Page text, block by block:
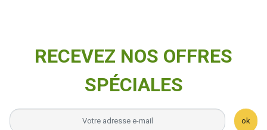
RECEVEZ NOS OFFRES
SPÉCIALES
ok